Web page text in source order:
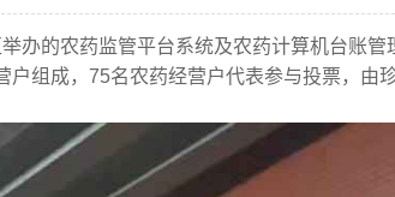
办的农药监管平台系统及农药计算机台账管
组成， 75名农药经营户代表参与投票，由